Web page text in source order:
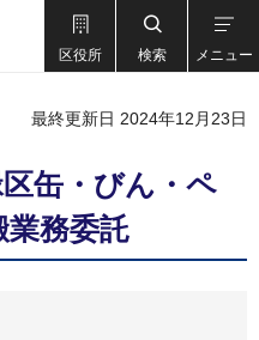
区役所 検索 メニュー
最終更新日 2024年12月23日
区缶・びん・ペ
業務委託